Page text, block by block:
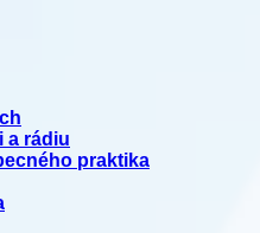
a rádiu
praktika